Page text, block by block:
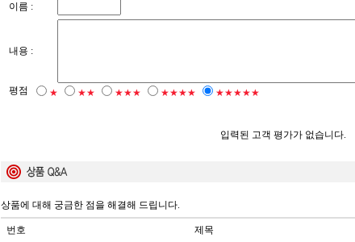
이름 :
내용 :
평점 ★ ★★ ★★★ ★★★★ ★★★★★
입력된 고객 평가가 없습니다.
상품에 대해 궁금한 점을 해결해 드립니다.
번호 제목